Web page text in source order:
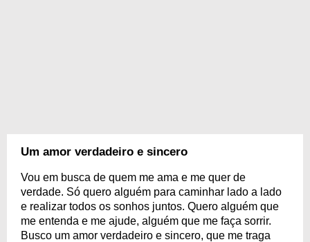
Um amor verdadeiro e sincero
Vou em busca de quem me ama e me quer de
verdade. Só quero alguém para caminhar lado a lado
e realizar todos os sonhos juntos. Quero alguém que
me entenda e me ajude, alguém que me faça sorrir.
Busco um amor verdadeiro e sincero, que me traga